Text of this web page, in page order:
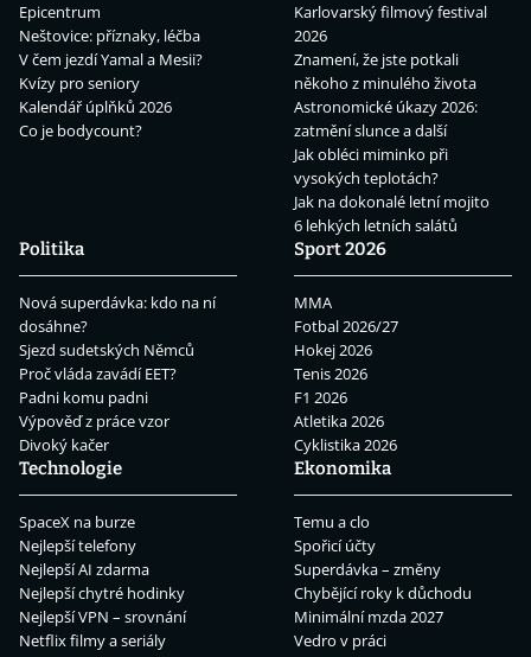
Epicentrum
Neštovice: příznaky, léčba
V čem jezdí Yamal a Mesii?
Kvízy pro seniory
Kalendář úplňků 2026
Co je bodycount?
Karlovarský filmový festival
2026
Znamení, že jste potkali
někoho z minulého života
Astronomické úkazy 2026:
zatmění slunce a další
Jak obléci miminko při
vysokých teplotách?
Jak na dokonalé letní mojito
6 lehkých letních salátů
Politika
Nová superdávka: kdo na ní
dosáhne?
Sjezd sudetských Němců
Proč vláda zavádí EET?
Padni komu padni
Výpověď z práce vzor
Divoký kačer
Sport 2026
MMA
Fotbal 2026/27
Hokej 2026
Tenis 2026
F1 2026
Atletika 2026
Cyklistika 2026
Technologie
SpaceX na burze
Nejlepší telefony
Nejlepší AI zdarma
Nejlepší chytré hodinky
Nejlepší VPN – srovnání
Netflix filmy a seriály
Ekonomika
Temu a clo
Spořicí účty
Superdávka – změny
Chybějící roky k důchodu
Minimální mzda 2027
Vedro v práci